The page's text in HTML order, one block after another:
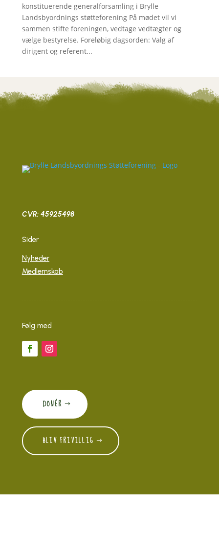
konstituerende generalforsamling i Brylle
Landsbyordnings støtteforening På mødet vil vi
sammen stifte foreningen, vedtage vedtægter og
vælge bestyrelse. Foreløbig dagsorden: Valg af
dirigent og referent...
CVR: 45925498
Sider
Nyheder
Medlemskab
Følg med
DONÉR
BLIV FRIVILLIG